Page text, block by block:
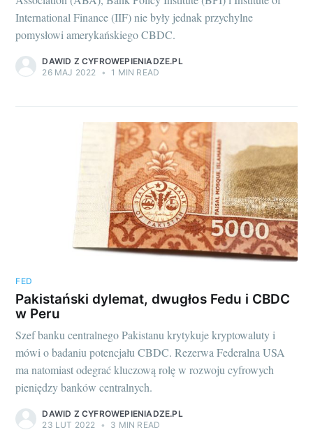
International Finance (IIF) nie były jednak przychylne
pomysłowi amerykańskiego CBDC.
DAWID Z CYFROWEPIENIADZE.PL
26 MAJ 2022 • 1 MIN READ
FED
Pakistański dylemat, dwugłos Fedu i CBDC
w Peru
Szef banku centralnego Pakistanu krytykuje kryptowaluty i
mówi o badaniu potencjału CBDC. Rezerwa Federalna USA
ma natomiast odegrać kluczową rolę w rozwoju cyfrowych
pieniędzy banków centralnych.
DAWID Z CYFROWEPIENIADZE.PL
23 LUT 2022 • 3 MIN READ